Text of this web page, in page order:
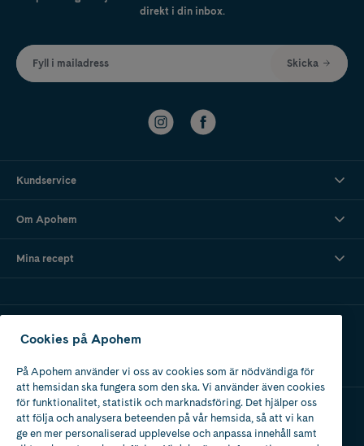
direkt i din inbox.
Fyll i mailadress Skicka
Kundservice
Om Apohem
Mina recept
Apotek med tillstånd
av Läkemedelsverket
Cookies på Apohem
På Apohem använder vi oss av cookies som är nödvändiga för
att hemsidan ska fungera som den ska. Vi använder även cookies
för funktionalitet, statistik och marknadsföring. Det hjälper oss
att följa och analysera beteenden på vår hemsida, så att vi kan
ge en mer personaliserad upplevelse och anpassa innehåll samt